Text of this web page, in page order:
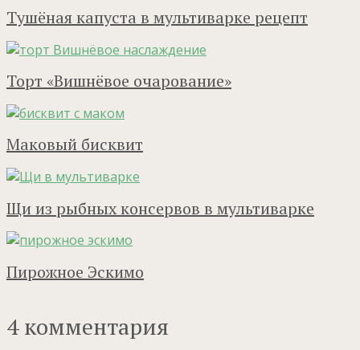
Тушёная капуста в мультиварке рецепт
Торт «Вишнёвое очарование»
Маковый бисквит
Щи из рыбных консервов в мультиварке
Пирожное Эскимо
4 комментария